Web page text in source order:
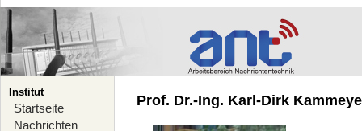
Institut
Startseite
Nachrichten
Prof. Dr.-Ing. Karl-Dirk